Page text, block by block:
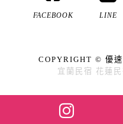
FACEBOOK LINE
COPYRIGHT © 優
宜蘭民宿 花蓮民